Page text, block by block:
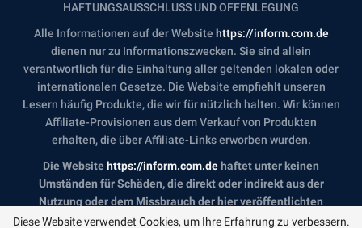
HAFTUNGSAUSSCHLUSS UND OFFENLEGUNG
Alle Informationen auf der Website https://inform.com.de
dienen nur zu Informationszwecken. Sie sind allein
verantwortlich für die Einhaltung aller geltenden lokalen oder
internationalen Gesetze. Die Website empfiehlt unseren
Lesern häufig Produkte, die wir für nützlich halten. Wir können
Affiliate-Provisionen aus dem Verkauf von Produkten
erhalten, die über Affiliate-Links erworben wurden.
Die Websitehttps://inform.com.de haftet unter keinen
Umständen für Schäden, die direkt oder indirekt aus der
Nutzung oder dem Missbrauch der hier veröffentlichten
Informationen entstehen. Indem Sie fortfahren, bestätigen
Diese Website verwendet Cookies, um Ihre Erfahrung zu verbessern.